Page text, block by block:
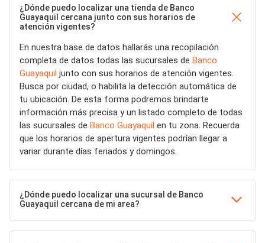
¿Dónde puedo localizar una tienda de Banco
Guayaquil cercana junto con sus horarios de
atención vigentes?
En nuestra base de datos hallarás una recopilación
completa de datos todas las sucursales de Banco
Guayaquil junto con sus horarios de atención vigentes.
Busca por ciudad, o habilita la detección automática de
tu ubicación. De esta forma podremos brindarte
información más precisa y un listado completo de todas
las sucursales de Banco Guayaquil en tu zona. Recuerda
que los horarios de apertura vigentes podrían llegar a
variar durante días feriados y domingos.
¿Dónde puedo localizar una sucursal de Banco
Guayaquil cercana de mi area?